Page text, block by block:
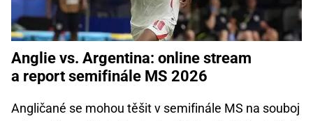
Anglie vs. Argentina: online stream
a report semifinále MS 2026
Angličané se mohou těšit v semifinále MS na souboj